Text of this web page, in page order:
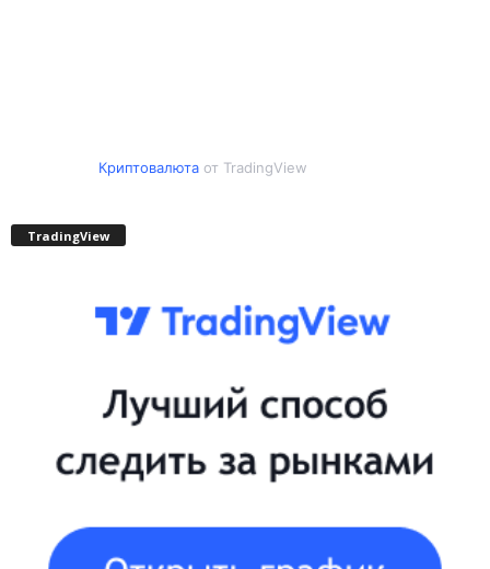
Криптовалютаот TradingView
TradingView